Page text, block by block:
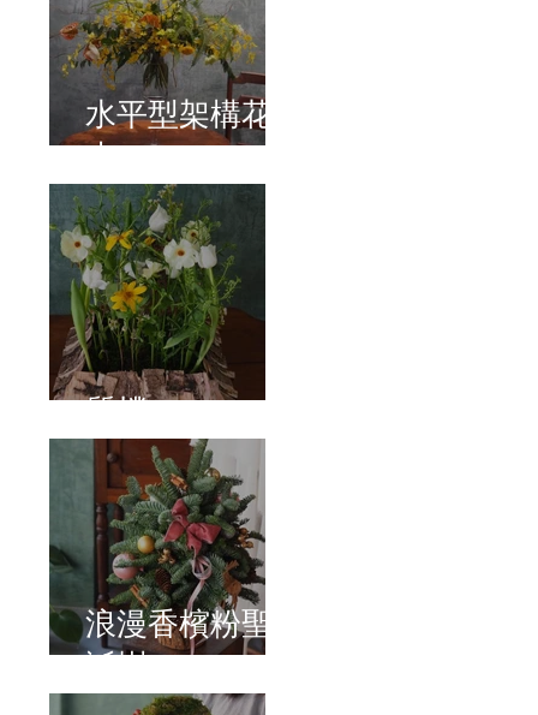
水平型架構花
束
質樸
浪漫香檳粉聖
誕樹